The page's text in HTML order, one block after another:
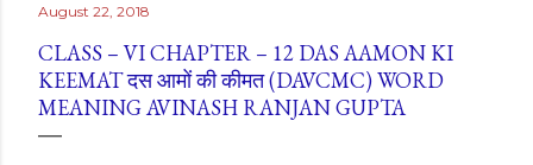
August 22, 2018
CLASS – VI CHAPTER – 12 DAS AAMON KI
KEEMAT दस आमों की कीमत (DAVCMC) WORD
MEANING AVINASH RANJAN GUPTA